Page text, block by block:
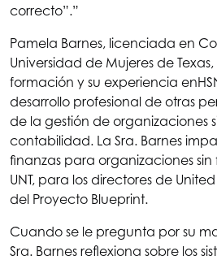
correcto”.”
Pamela Barnes, licenciada en
Universidad de Mujeres de
formación y su experiencia en
desarrollo profesional de otras
de la gestión de organizaciones
contabilidad. La Sra. Barnes
finanzas para organizaciones sin
UNT, para los directores de
del Proyecto Blueprint.
Cuando se le pregunta por su
Sra. Barnes reflexiona sobre los